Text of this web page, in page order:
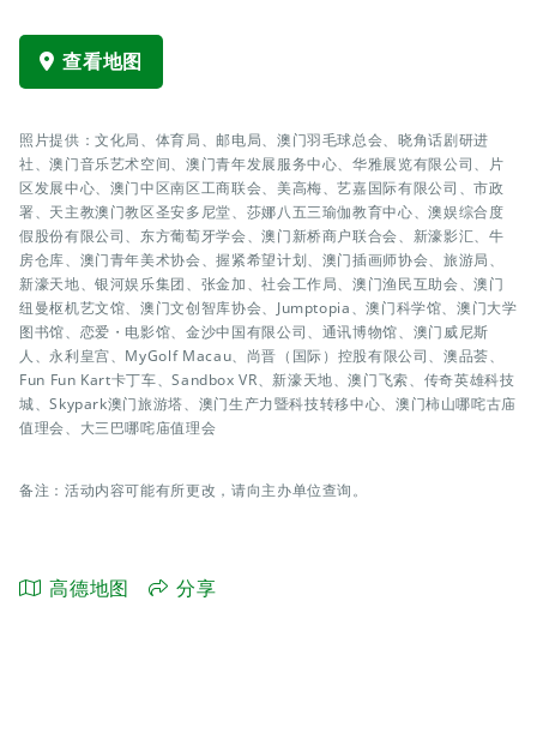
查看地图
照片提供：文化局、体育局、邮电局、澳门羽毛球总会、晓角话剧研进
社、澳门音乐艺术空间、澳门青年发展服务中心、华雅展览有限公司、片
区发展中心、澳门中区南区工商联会、美高梅、艺嘉国际有限公司、市政
署、天主教澳门教区圣安多尼堂、莎娜八五三瑜伽教育中心、澳娱综合度
假股份有限公司、东方葡萄牙学会、澳门新桥商户联合会、新濠影汇、牛
房仓库、澳门青年美术协会、握紧希望计划、澳门插画师协会、旅游局、
新濠天地、银河娱乐集团、张金加、社会工作局、澳门渔民互助会、澳门
纽曼枢机艺文馆、澳门文创智库协会、Jumptopia、澳门科学馆、澳门大学
图书馆、恋爱・电影馆、金沙中国有限公司、通讯博物馆、澳门威尼斯
人、永利皇宫、MyGolf Macau、尚晋（国际）控股有限公司、澳品荟、
Fun Fun Kart卡丁车、Sandbox VR、新濠天地、澳门飞索、传奇英雄科技
城、Skypark澳门旅游塔、澳门生产力暨科技转移中心、澳门柿山哪咤古庙
值理会、大三巴哪咤庙值理会
备注：活动内容可能有所更改，请向主办单位查询。
高德地图 分享